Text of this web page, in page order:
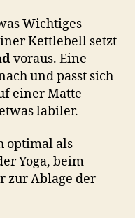
Wichtiges
Kettlebell setzt
voraus. Eine
und passt sich
einer Matte
etwas labiler.
optimal als
Yoga, beim
zur Ablage der